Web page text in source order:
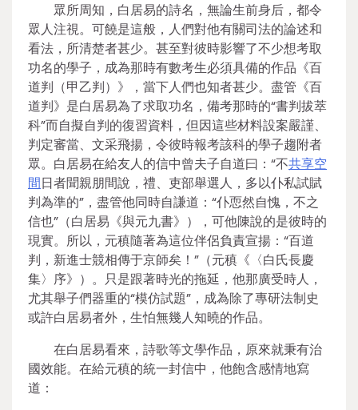
眾所周知，白居易的詩名，無論生前身后，都令
眾人注視。可饒是這般，人們對他有關司法的論述和
看法，所清楚者甚少。甚至對彼時影響了不少想考取
功名的學子，成為那時有數考生必須具備的作品《百
道判（甲乙判）》，當下人們也知者甚少。盡管《百
道判》是白居易為了求取功名，備考那時的“書判拔萃
科”而自擬自判的復習資料，但因這些材料設案嚴謹、
判定審當、文采飛揚，令彼時報考該科的學子趨附者
眾。白居易在給友人的信中曾夫子自道曰：“不共享空
間日者聞親朋間說，禮、吏部舉選人，多以仆私試賦
判為準的”，盡管他同時自謙道：“仆恧然自愧，不之
信也”（白居易《與元九書》），可他陳說的是彼時的
現實。所以，元稹隨著為這位伴侶負責宣揚：“百道
判，新進士競相傳于京師矣！”（元稹《〈白氏長慶
集〉序》）。只是跟著時光的拖延，他那廣受時人，
尤其舉子們器重的“模仿試題”，成為除了專研法制史
或許白居易者外，生怕無幾人知曉的作品。
在白居易看來，詩歌等文學作品，原來就秉有治
國效能。在給元稹的統一封信中，他飽含感情地寫
道：